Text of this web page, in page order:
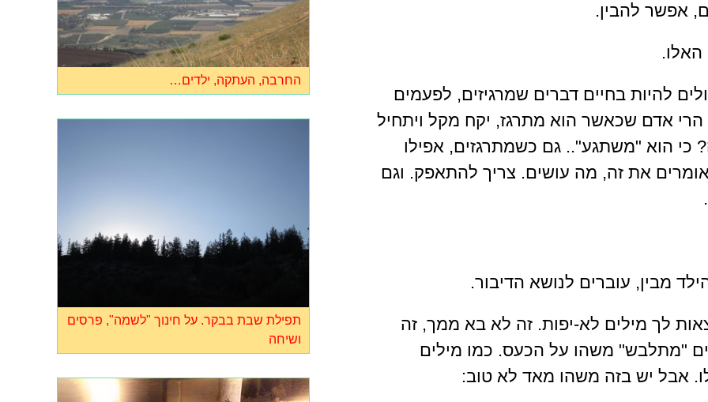
אפשר להבין.
האלו.
להיות בחיים דברים שמרגיזים, לפעמים
אדם שכאשר הוא מתרגז, יקח מקל ויתחיל
כי הוא "משתגע".. גם כשמתרגזים, אפילו
את זה, מה עושים. צריך להתאפק. וגם
מבין, עוברים לנושא הדיבור.
לך מילים לא-יפות. זה לא בא ממך, זה
"מתלבש" משהו על הכעס. כמו מילים
אבל יש בזה משהו מאד לא טוב:
החרבה, העתקה, ילדים…
תפילת שבת בבקר. על חינוך "לשמה", פרסים
ושיחה